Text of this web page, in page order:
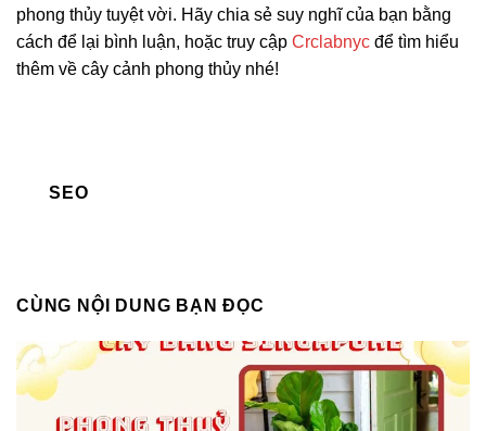
phong thủy tuyệt vời. Hãy chia sẻ suy nghĩ của bạn bằng
cách để lại bình luận, hoặc truy cập Crclabnyc để tìm hiểu
thêm về cây cảnh phong thủy nhé!
SEO
CÙNG NỘI DUNG BẠN ĐỌC